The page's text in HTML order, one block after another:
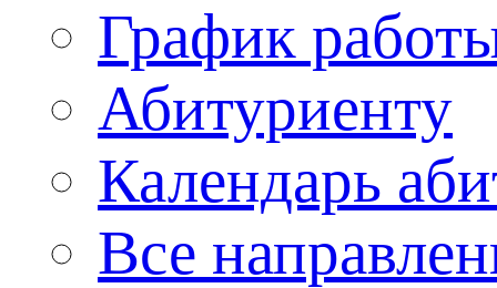
График
Абитуриенту
Календарь
Все